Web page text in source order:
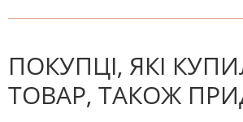
На даний час немає відгуків. Ви
ПОКУПЦІ, ЯКІ
ТОВАР, ТАКОЖ